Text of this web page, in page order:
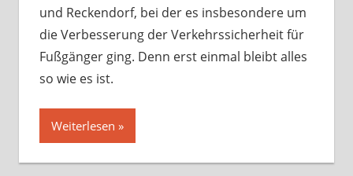
und Reckendorf, bei der es insbesondere um
die Verbesserung der Verkehrssicherheit für
Fußgänger ging. Denn erst einmal bleibt alles
so wie es ist.
Weiterlesen